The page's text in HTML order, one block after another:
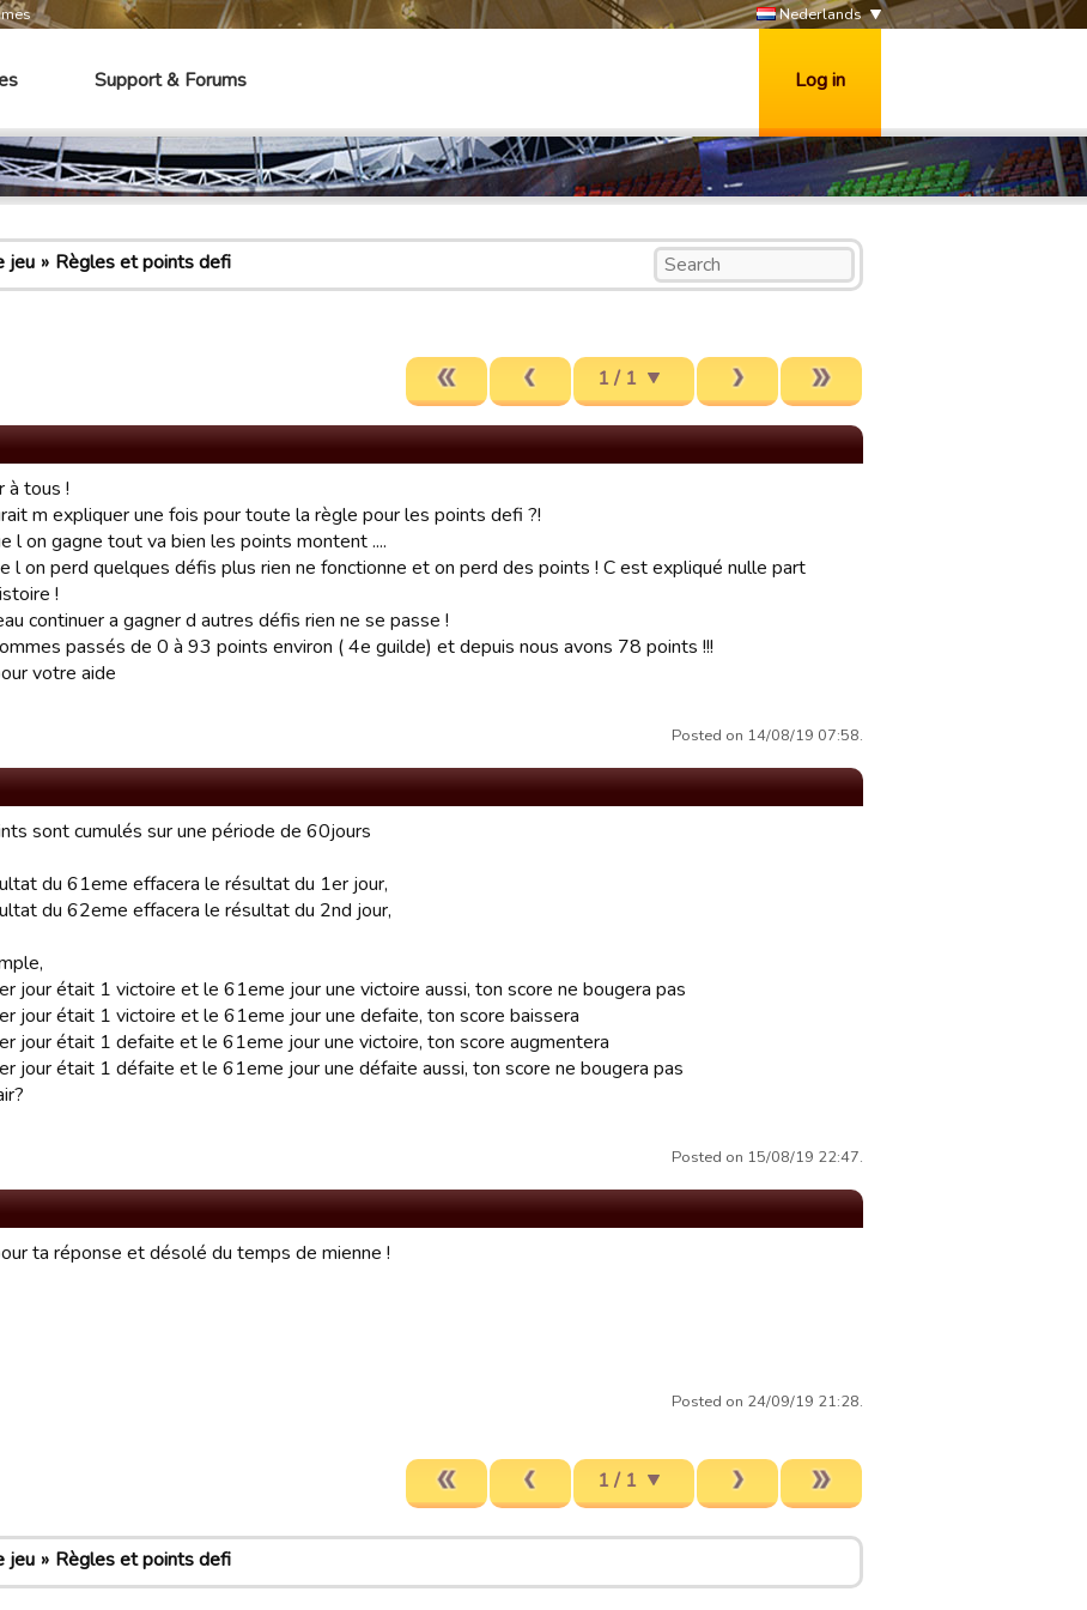
Nederlands
Support & Forums Log in
jeu Règles et points defi
1 / 1
à tous !
m expliquer une fois pour toute la règle pour les points defi ?!
l on gagne tout va bien les points montent ....
l on perd quelques défis plus rien ne fonctionne et on perd des points ! C est expliqué nulle part
!
continuer a gagner d autres défis rien ne se passe !
passés de 0 à 93 points environ ( 4e guilde) et depuis nous avons 78 points !!!
votre aide
Posted on 14/08/19 07:58.
sont cumulés sur une période de 60jours
du 61eme effacera le résultat du 1er jour,
du 62eme effacera le résultat du 2nd jour,
jour était 1 victoire et le 61eme jour une victoire aussi, ton score ne bougera pas
jour était 1 victoire et le 61eme jour une defaite, ton score baissera
jour était 1 defaite et le 61eme jour une victoire, ton score augmentera
jour était 1 défaite et le 61eme jour une défaite aussi, ton score ne bougera pas
Posted on 15/08/19 22:47.
ta réponse et désolé du temps de mienne !
Posted on 24/09/19 21:28.
1 / 1
jeu Règles et points defi